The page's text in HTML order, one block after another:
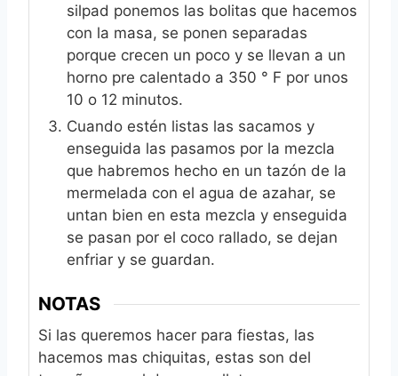
silpad ponemos las bolitas que hacemos
con la masa, se ponen separadas
porque crecen un poco y se llevan a un
horno pre calentado a 350 ° F por unos
10 o 12 minutos.
Cuando estén listas las sacamos y
enseguida las pasamos por la mezcla
que habremos hecho en un tazón de la
mermelada con el agua de azahar, se
untan bien en esta mezcla y enseguida
se pasan por el coco rallado, se dejan
enfriar y se guardan.
NOTAS
Si las queremos hacer para fiestas, las
hacemos mas chiquitas, estas son del